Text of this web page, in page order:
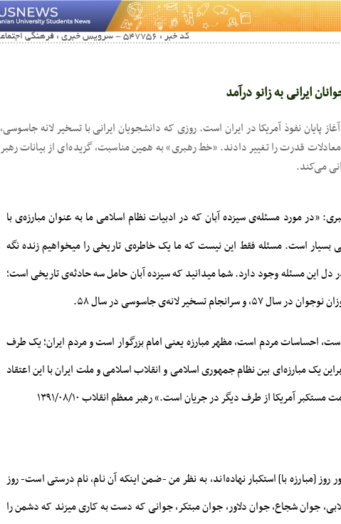
کد خبر : 547756 - سرویس خبری : فرهنگی اجتماعی
ایرانی به زانو درآمد
پایان نفوذ آمریکا در ایران است. روزی که دانشجویان ایرانی با تسخیر لانه جاسوسی،
معادلات قدرت را تغییر دادند. «خط رهبری» به همین مناسبت، گزیده‌ای از بیانات رهبر
می‌کند.
«در مورد مسئله‌ی سیزده آبان که در ادبیات نظام اسلامی ما به عنوان مبارزه‌ی با
بسیار است. مسئله فقط این نیست که ما یک خاطره‌ی تاریخی را میخواهیم زنده نگه
دل این مسئله وجود دارد. شما میدانید که سیزده آبان حامل سه حادثه‌ی تاریخی است؛
احساسات مردم است، مظهر مبارزه یعنی امام بزرگوار است و مردم ایران؛ یک طرف
یک مبارزه‌ای بین نظام جمهوری اسلامی و انقلاب اسلامی و ملت ایران با این اعتقاد
آمریکا از طرف دیگر در جریان است.» رهبر معظم انقلاب ۱۳۹۱/۰۸/۱۰
[مبارزه با] استکبار نهاده‌اند، به نظر من -ضمن اینکه آن نام، نام درستی است- روز
جوان شجاع، جوان دلاور، جوان مبتکر، جوانی که دست به کاری میزند که دشمن را